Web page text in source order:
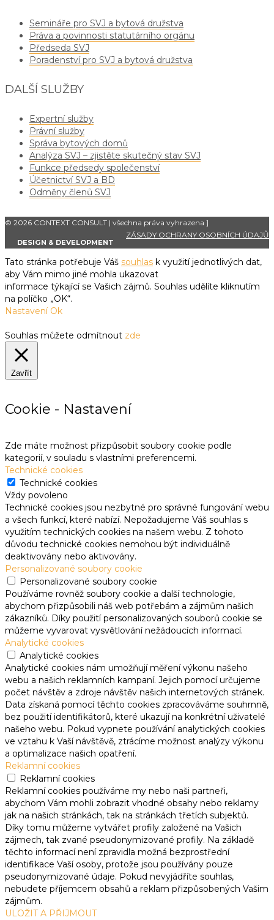
Semináře pro SVJ a bytová družstva
Práva a povinnosti statutárního orgánu
Předseda SVJ
Poradenství pro SVJ a bytová družstva
DALŠÍ SLUŽBY
Expertní služby
Právní služby
Správa bytových domů
Analýza SVJ – zjistěte skutečný stav SVJ
Funkce předsedy společenství
Účetnictví SVJ a BD
Odměny členů SVJ
© 2026 CONTEXT CONSULT | všechna práva vyhrazena
ZÁSADY OCHRANY OSOBNÍCH ÚDAJŮ
]
DESIGN & DEVELOPMENT
Tato stránka potřebuje Váš souhlas k využití jednotlivých dat,
aby Vám mimo jiné mohla ukazovat
informace týkající se Vašich zájmů. Souhlas udělíte kliknutím
na políčko „OK“.
Nastavení Ok
Souhlas můžete odmítnout zde
Zavřít
Cookie - Nastavení
Zde máte možnost přizpůsobit soubory cookie podle
kategorií, v souladu s vlastními preferencemi.
Technické cookies
Technické cookies
Vždy povoleno
Technické cookies jsou nezbytné pro správné fungování webu
a všech funkcí, které nabízí. Nepožadujeme Váš souhlas s
využitím technických cookies na našem webu. Z tohoto
důvodu technické cookies nemohou být individuálně
deaktivovány nebo aktivovány.
Personalizované soubory cookie
Personalizované soubory cookie
Používáme rovněž soubory cookie a další technologie,
abychom přizpůsobili náš web potřebám a zájmům našich
zákazníků. Díky použití personalizovaných souborů cookie se
můžeme vyvarovat vysvětlování nežádoucích informací.
Analytické cookies
Analytické cookies
Analytické cookies nám umožňují měření výkonu našeho
webu a našich reklamních kampaní. Jejich pomocí určujeme
počet návštěv a zdroje návštěv našich internetových stránek.
Data získaná pomocí těchto cookies zpracováváme souhrnně,
bez použití identifikátorů, které ukazují na konkrétní uživatelé
našeho webu. Pokud vypnete používání analytických cookies
ve vztahu k Vaší návštěvě, ztrácíme možnost analýzy výkonu
a optimalizace našich opatření.
Reklamní cookies
Reklamní cookies
Reklamní cookies používáme my nebo naši partneři,
abychom Vám mohli zobrazit vhodné obsahy nebo reklamy
jak na našich stránkách, tak na stránkách třetích subjektů.
Díky tomu můžeme vytvářet profily založené na Vašich
zájmech, tak zvané pseudonymizované profily. Na základě
těchto informací není zpravidla možná bezprostřední
identifikace Vaší osoby, protože jsou používány pouze
pseudonymizované údaje. Pokud nevyjádříte souhlas,
nebudete příjemcem obsahů a reklam přizpůsobených Vašim
zájmům.
ULOŽIT A PŘIJMOUT